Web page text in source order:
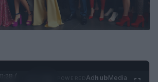
0:29 /
AdhubMedia